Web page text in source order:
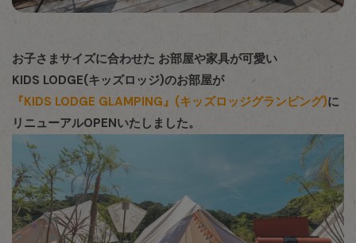
お子さまサイズに合わせた お部屋や家具が可愛い
KIDS LODGE(キッズロッジ)のお部屋が
『KIDS LODGE GLAMPING』(キッズロッジグランピング)に
リニューアルOPENいたしました。